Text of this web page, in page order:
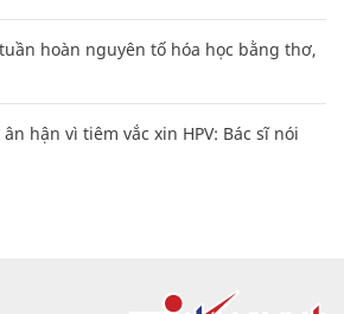
hoàn nguyên tố hóa học bằng thơ,
hận vì tiêm vắc xin HPV: Bác sĩ nói